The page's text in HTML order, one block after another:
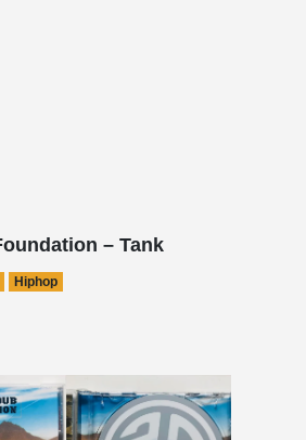
– Tank
Hiphop